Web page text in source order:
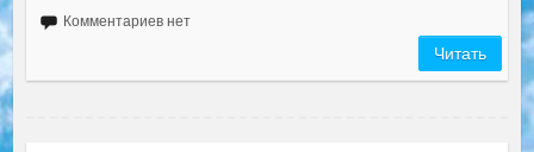
Комментариев нет
Читать